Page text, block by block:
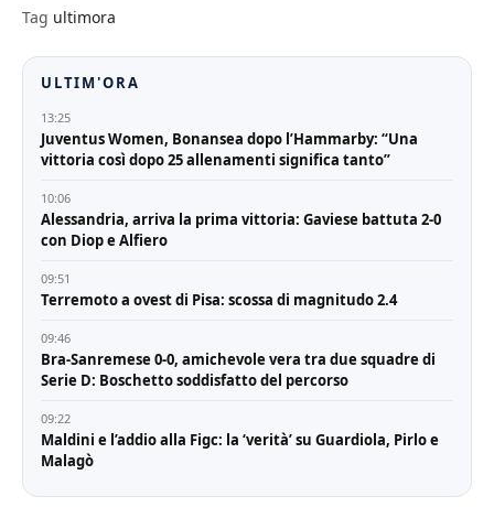
Tag ultimora
ULTIM'ORA
13:25
Juventus Women, Bonansea dopo l’Hammarby: “Una
vittoria così dopo 25 allenamenti significa tanto”
10:06
Alessandria, arriva la prima vittoria: Gaviese battuta 2-0
con Diop e Alfiero
09:51
Terremoto a ovest di Pisa: scossa di magnitudo 2.4
09:46
Bra-Sanremese 0-0, amichevole vera tra due squadre di
Serie D: Boschetto soddisfatto del percorso
09:22
Maldini e l’addio alla Figc: la ‘verità’ su Guardiola, Pirlo e
Malagò